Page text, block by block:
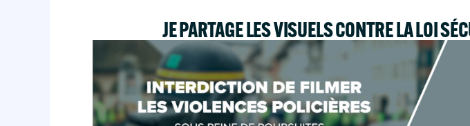
JE PARTAGE LES VISUELS CONTRE LA LOI